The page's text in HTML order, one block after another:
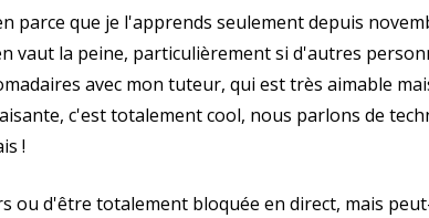
parce que je l'apprends seulement depuis
vaut la peine, particulièrement si d'autres
avec mon tuteur, qui est très aimable
c'est totalement cool, nous parlons de
!
ou d'être totalement bloquée en direct, mais